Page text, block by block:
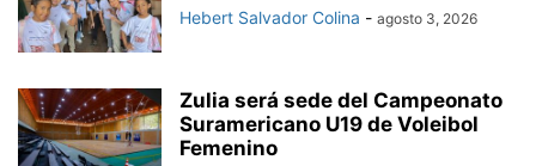
Hebert Salvador Colina - agosto 3, 2026
Zulia será sede del Campeonato
Suramericano U19 de Voleibol
Femenino